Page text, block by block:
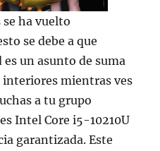
ha vuelto
se debe a que
un asunto de suma
mientras ves
a tu grupo
Intel Core i5-10210U
garantizada. Este